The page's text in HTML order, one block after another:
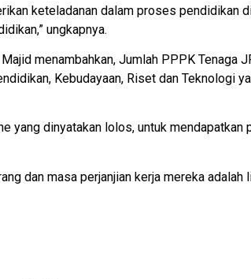
keteladanan dalam proses pendidikan
ungkapnya.
menambahkan, Jumlah PPPK Tenaga
Kebudayaan, Riset dan Teknologi
yang dinyatakan lolos, untuk
dan masa perjanjian kerja mereka